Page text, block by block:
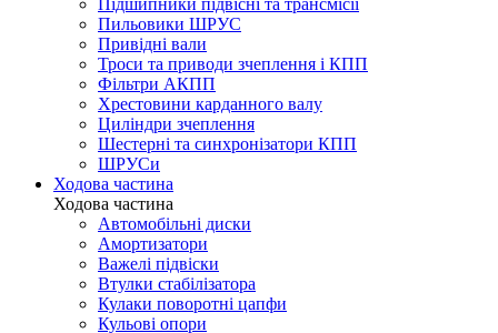
Підшипники підвісні та трансмісії
Пильовики ШРУС
Привідні вали
Троси та приводи зчеплення і КПП
Фільтри АКПП
Хрестовини карданного валу
Циліндри зчеплення
Шестерні та синхронізатори КПП
ШРУСи
Ходова частина
Ходова частина
Автомобільні диски
Амортизатори
Важелі підвіски
Втулки стабілізатора
Кулаки поворотні цапфи
Кульові опори